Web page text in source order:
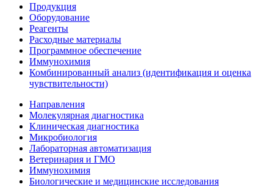
Продукция
Оборудование
Реагенты
Расходные материалы
Программное обеспечение
Иммунохимия
Комбинированный анализ (идентификация и оценка
чувствительности)
Направления
Молекулярная диагностика
Клиническая диагностика
Микробиология
Лабораторная автоматизация
Ветеринария и ГМО
Иммунохимия
Биологические и медицинские исследования